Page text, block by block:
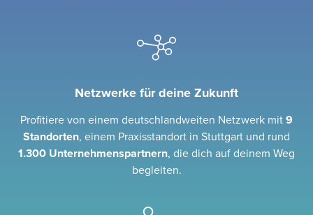
Netzwerke für deine Zukunft
Profitiere von einem deutschlandweiten Netzwerk mit 9
Standorten, einem Praxisstandort in Stuttgart und rund
1.300 Unternehmenspartnern, die dich auf deinem Weg
begleiten.